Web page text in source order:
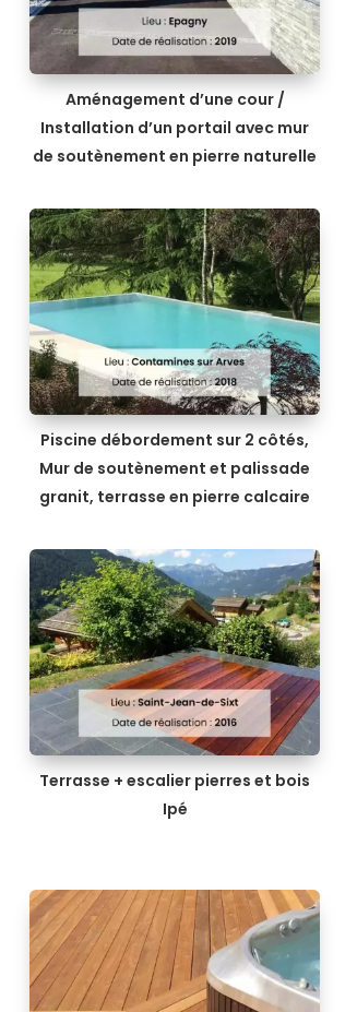
Aménagement d’une cour /
Installation d’un portail avec mur
de soutènement en pierre naturelle
Piscine débordement sur 2 côtés,
Mur de soutènement et palissade
granit, terrasse en pierre calcaire
Terrasse + escalier pierres et bois
Ipé